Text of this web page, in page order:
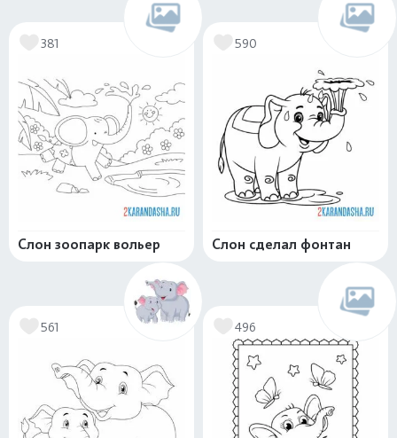
381
Слон зоопарк вольер
590
Слон сделал фонтан
561 496